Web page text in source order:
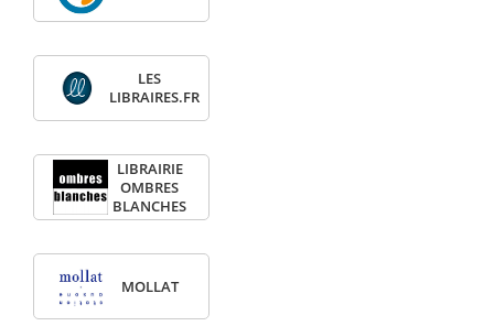
LES
LIBRAIRES.FR
LIBRAIRIE
OMBRES
BLANCHES
MOLLAT